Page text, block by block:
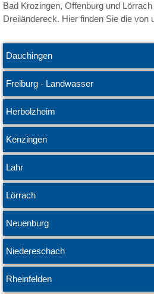
Bad Krozingen, Offenburg und
Dreiländereck. Hier finden Sie die von
Dauchingen
Freiburg - Landwasser
Herbolzheim
Kenzingen
Lahr
Lörrach
Neuenburg
Niedereschach
Rheinfelden